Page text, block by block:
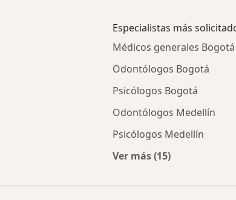
Especialistas más
Médicos generales Bogotá
Odontólogos Bogotá
Psicólogos Bogotá
Odontólogos Medellín
Psicólogos Medellín
Ver más (15)